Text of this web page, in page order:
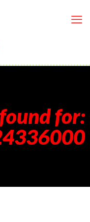
for: